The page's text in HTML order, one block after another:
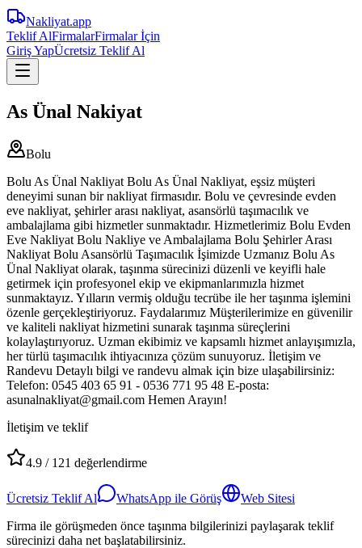
Nakliyat.app
Teklif AlFirmalarFirmalar İçin
Giriş YapÜcretsiz Teklif Al
As Ünal Nakiyat
Bolu
Bolu As Ünal Nakliyat Bolu As Ünal Nakliyat, eşsiz müşteri
deneyimi sunan bir nakliyat firmasıdır. Bolu ve çevresinde evden
eve nakliyat, şehirler arası nakliyat, asansörlü taşımacılık ve
ambalajlama gibi hizmetler sunmaktadır. Hizmetlerimiz Bolu Evden
Eve Nakliyat Bolu Nakliye ve Ambalajlama Bolu Şehirler Arası
Nakliyat Bolu Asansörlü Taşımacılık İşimizde Uzmanız Bolu As
Ünal Nakliyat olarak, taşınma sürecinizi düzenli ve keyifli hale
getirmek için profesyonel ekip ve ekipmanlarımızla hizmet
sunmaktayız. Yılların vermiş olduğu tecrübe ile her taşınma işlemini
özenle gerçekleştiriyoruz. Faydalarımız Müşterilerimize en güvenilir
ve kaliteli nakliyat hizmetini sunarak taşınma süreçlerini
kolaylaştırıyoruz. Uzman ekibimiz ve kapsamlı hizmet anlayışımızla,
her türlü taşımacılık ihtiyacınıza çözüm sunuyoruz. İletişim ve
Randevu Detaylı bilgi ve randevu almak için bize ulaşabilirsiniz:
Telefon: 0545 403 65 91 - 0536 771 95 48 E-posta:
asunalnakliyat@gmail.com Hemen Arayın!
İletişim ve teklif
4.9 / 121 değerlendirme
Ücretsiz Teklif Al WhatsApp ile Görüş
Web Sitesi
Firma ile görüşmeden önce taşınma bilgilerinizi paylaşarak teklif
sürecinizi daha net başlatabilirsiniz.